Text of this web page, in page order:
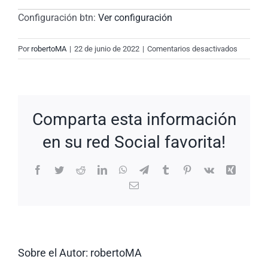
Configuración btn: Ver configuración
PorrobertoMA | 22 de junio de 2022 | Comentarios desactivados
New
Comparta esta información
en su red Social favorita!
Facebook
TwitterRedditLinkedInWhatsApp
TelegramTumblrPinterest
Vk
Xing
Correo
Sobre el Autor: robertoMA